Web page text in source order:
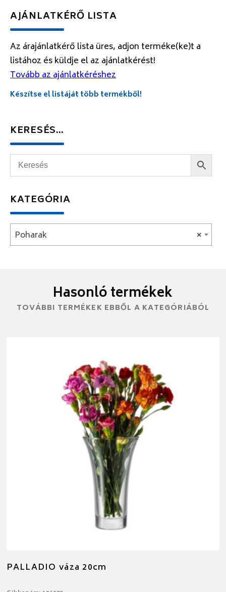
AJÁNLATKÉRŐ LISTA
Az árajánlatkérő lista üres, adjon terméke(ke)t a
listához és küldje el az ajánlatkérést!
Tovább az ajánlatkéréshez
Készítse el listáját több termékből!
KERESÉS…
KATEGÓRIA
×
Poharak
Hasonló termékek
TOVÁBBI TERMÉKEK EBBŐL A KATEGÓRIÁBÓL
PALLADIO váza 20cm